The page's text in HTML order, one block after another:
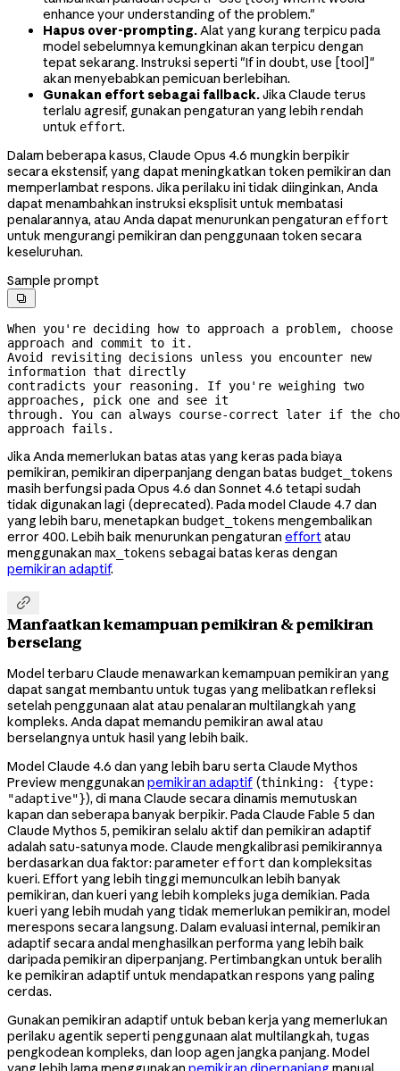
enhance your understanding of the problem."
Hapus over-prompting. Alat yang kurang terpicu pada
model sebelumnya kemungkinan akan terpicu dengan
tepat sekarang. Instruksi seperti "If in doubt, use [tool]"
akan menyebabkan pemicuan berlebihan.
Gunakan effort sebagai fallback.Jika Claude terus
terlalu agresif, gunakan pengaturan yang lebih rendah
untuk effort.
Dalam beberapa kasus, Claude Opus 4.6 mungkin berpikir
secara ekstensif, yang dapat meningkatkan token pemikiran dan
memperlambat respons. Jika perilaku ini tidak diinginkan, Anda
dapat menambahkan instruksi eksplisit untuk membatasi
penalarannya, atau Anda dapat menurunkan pengaturan effort
untuk mengurangi pemikiran dan penggunaan token secara
keseluruhan.
Sample prompt

When you're deciding how to approach a problem, choose
approach and commit to it.
Avoid revisiting decisions unless you encounter new
information that directly
contradicts your reasoning. If you're weighing two
approaches, pick one and see it
through. You can always course-correct later if the
approach fails.
Jika Anda memerlukan batas atas yang keras pada biaya
pemikiran, pemikiran diperpanjang dengan batas budget_tokens
masih berfungsi pada Opus 4.6 dan Sonnet 4.6 tetapi sudah
tidak digunakan lagi (deprecated). Pada model Claude 4.7 dan
yang lebih baru, menetapkan budget_tokens mengembalikan
error 400. Lebih baik menurunkan pengaturan effort atau
menggunakan max_tokens sebagai batas keras dengan
pemikiran adaptif.

Manfaatkan kemampuan pemikiran & pemikiran
berselang
Model terbaru Claude menawarkan kemampuan pemikiran yang
dapat sangat membantu untuk tugas yang melibatkan refleksi
setelah penggunaan alat atau penalaran multilangkah yang
kompleks. Anda dapat memandu pemikiran awal atau
berselangnya untuk hasil yang lebih baik.
Model Claude 4.6 dan yang lebih baru serta Claude Mythos
Preview menggunakan pemikiran adaptif (thinking: {type:
"adaptive"}), di mana Claude secara dinamis memutuskan
kapan dan seberapa banyak berpikir. Pada Claude Fable 5 dan
Claude Mythos 5, pemikiran selalu aktif dan pemikiran adaptif
adalah satu-satunya mode. Claude mengkalibrasi pemikirannya
berdasarkan dua faktor: parameter effort dan kompleksitas
kueri. Effort yang lebih tinggi memunculkan lebih banyak
pemikiran, dan kueri yang lebih kompleks juga demikian. Pada
kueri yang lebih mudah yang tidak memerlukan pemikiran, model
merespons secara langsung. Dalam evaluasi internal, pemikiran
adaptif secara andal menghasilkan performa yang lebih baik
daripada pemikiran diperpanjang. Pertimbangkan untuk beralih
ke pemikiran adaptif untuk mendapatkan respons yang paling
cerdas.
Gunakan pemikiran adaptif untuk beban kerja yang memerlukan
perilaku agentik seperti penggunaan alat multilangkah, tugas
pengkodean kompleks, dan loop agen jangka panjang. Model